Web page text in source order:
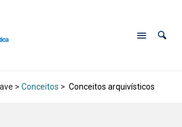
> Conceitos > Conceitos arquivísticos